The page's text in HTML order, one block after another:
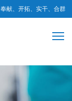
奉献、开拓、实干、合群